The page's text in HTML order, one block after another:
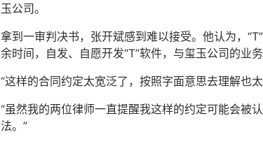
玉公司。
拿到一审判决书，张开斌感到难以接受。他认为，
余时间，自发、自愿开发“T”软件，与玺玉公司的业
“这样的合同约定太宽泛了，按照字面意思去理解也
“虽然我的两位律师一直提醒我这样的约定可能会被
法。”